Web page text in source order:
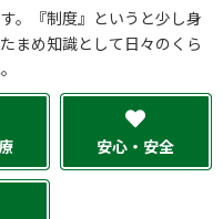
。『制度』というと少し身
まめ知識として日々のくら
安心・安全